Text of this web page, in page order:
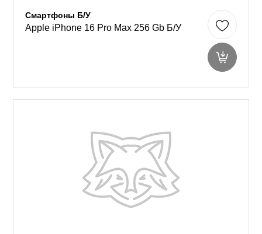
Смартфоны Б/У
Apple iPhone 16 Pro Max 256 Gb Б/У